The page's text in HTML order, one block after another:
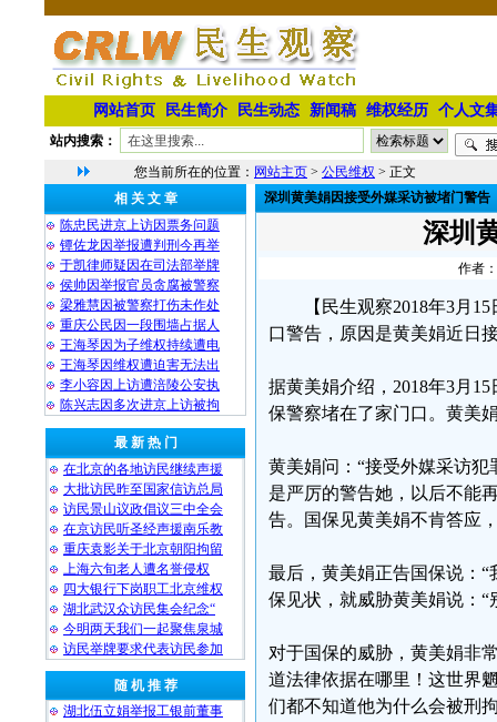
网站首页 民生简介 民生动态 新闻稿 维权经历 个人文
站内搜索：
您当前所在的位置： 网站主页 > 公民维权 > 正文
相 关 文 章
陈忠民进京上访因票务问题
镡佐龙因举报遭判刑今再举
于凯律师疑因在司法部举牌
侯帅因举报官员贪腐被警察
梁雅慧因被警察打伤未作处
重庆公民因一段围墙占据人
王海琴因为子维权持续遭电
王海琴因维权遭迫害无法出
李小容因上访遭涪陵公安执
陈兴志因多次进京上访被拘
最 新 热 门
在北京的各地访民继续声援
大批访民昨至国家信访总局
访民景山议政倡议三中全会
在京访民听圣经声援南乐教
重庆袁影关于北京朝阳拘留
上海六旬老人遭名誉侵权
四大银行下岗职工北京维权
湖北武汉众访民集会纪念“
今明两天我们一起聚焦泉城
访民举牌要求代表访民参加
随 机 推 荐
湖北伍立娟举报工银前董事
深圳黄美娟因接受外媒采访被堵门警告
深圳
作者
【民生观察2018年3月
口警告，原因是黄美娟近日
据黄美娟介绍，2018年3月
保警察堵在了家门口。黄美
黄美娟问：“接受外媒采访
是严厉的警告她，以后不能
告。国保见黄美娟不肯答应
最后，黄美娟正告国保说：
保见状，就威胁黄美娟说：
对于国保的威胁，黄美娟非
道法律依据在哪里！这世界
们都不知道他为什么会被刑